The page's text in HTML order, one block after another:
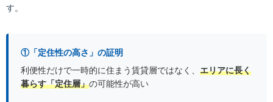
す。
①「定住性の高さ」の証明
利便性だけで一時的に住まう賃貸層ではなく、 エリアに長く
暮らす「定住層」の可能性が高い